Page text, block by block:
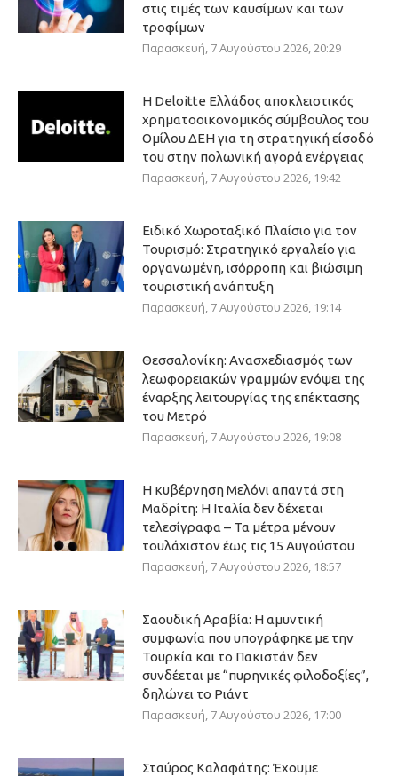
στις τιμές των καυσίμων και των
τροφίμων
Παρασκευή, 7 Αυγούστου 2026, 20:29
Η Deloitte Ελλάδος αποκλειστικός
χρηματοοικονομικός σύμβουλος του
Ομίλου ΔΕΗ για τη στρατηγική είσοδό
του στην πολωνική αγορά ενέργειας
Παρασκευή, 7 Αυγούστου 2026, 19:42
Ειδικό Χωροταξικό Πλαίσιο για τον
Τουρισμό: Στρατηγικό εργαλείο για
οργανωμένη, ισόρροπη και βιώσιμη
τουριστική ανάπτυξη
Παρασκευή, 7 Αυγούστου 2026, 19:14
Θεσσαλονίκη: Ανασχεδιασμός των
λεωφορειακών γραμμών ενόψει της
έναρξης λειτουργίας της επέκτασης
του Μετρό
Παρασκευή, 7 Αυγούστου 2026, 19:08
Η κυβέρνηση Μελόνι απαντά στη
Μαδρίτη: Η Ιταλία δεν δέχεται
τελεσίγραφα – Τα μέτρα μένουν
τουλάχιστον έως τις 15 Αυγούστου
Παρασκευή, 7 Αυγούστου 2026, 18:57
Σαουδική Αραβία: Η αμυντική
συμφωνία που υπογράφηκε με την
Τουρκία και το Πακιστάν δεν
συνδέεται με “πυρηνικές φιλοδοξίες”,
δηλώνει το Ριάντ
Παρασκευή, 7 Αυγούστου 2026, 17:00
Σταύρος Καλαφάτης: Έχουμε